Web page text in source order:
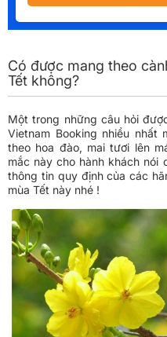
Có được mang theo
Tết không?
Một trong những câu hỏi
Vietnam Booking nhiều nhất
theo hoa đào, mai tươi lên
mắc này cho hành khách nói
thông tin quy định của các
mùa Tết này nhé !